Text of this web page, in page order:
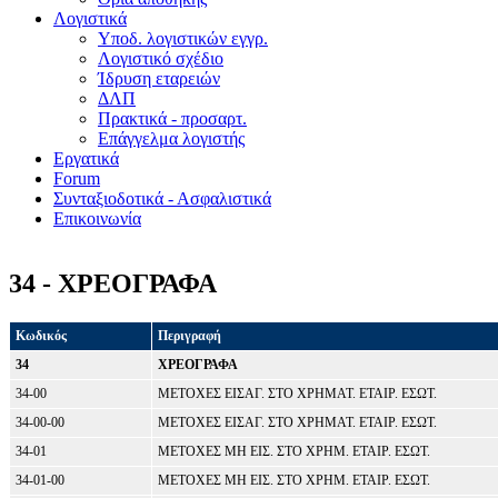
Λογιστικά
Υποδ. λογιστικών εγγρ.
Λογιστικό σχέδιο
Ίδρυση εταρειών
ΔΛΠ
Πρακτικά - προσαρτ.
Επάγγελμα λογιστής
Εργατικά
Forum
Συνταξιοδοτικά - Ασφαλιστικά
Επικοινωνία
34 - ΧΡΕΟΓΡΑΦΑ
Κωδικός Περιγραφή
34
ΧΡΕΟΓΡΑΦΑ
34-00
ΜΕΤΟΧΕΣ ΕΙΣΑΓ. ΣΤΟ ΧΡΗΜΑΤ. ΕΤΑΙΡ. ΕΣΩΤ.
34-00-00
ΜΕΤΟΧΕΣ ΕΙΣΑΓ. ΣΤΟ ΧΡΗΜΑΤ. ΕΤΑΙΡ. ΕΣΩΤ.
34-01
ΜΕΤΟΧΕΣ ΜΗ ΕΙΣ. ΣΤΟ ΧΡΗΜ. ΕΤΑΙΡ. ΕΣΩΤ.
34-01-00
ΜΕΤΟΧΕΣ ΜΗ ΕΙΣ. ΣΤΟ ΧΡΗΜ. ΕΤΑΙΡ. ΕΣΩΤ.